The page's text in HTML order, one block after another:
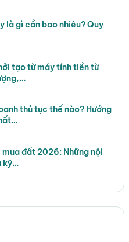
là gì cần bao nhiêu? Quy
tạo từ máy tính tiền từ
thủ tục thế nào? Hướng
đất 2026: Những nội
kỹ…